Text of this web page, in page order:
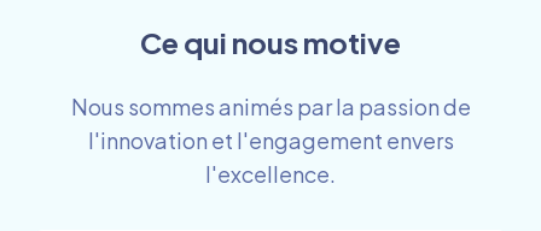
Ce qui nous motive
Nous sommes animés par la passion de
l'innovation et l'engagement envers
l'excellence.